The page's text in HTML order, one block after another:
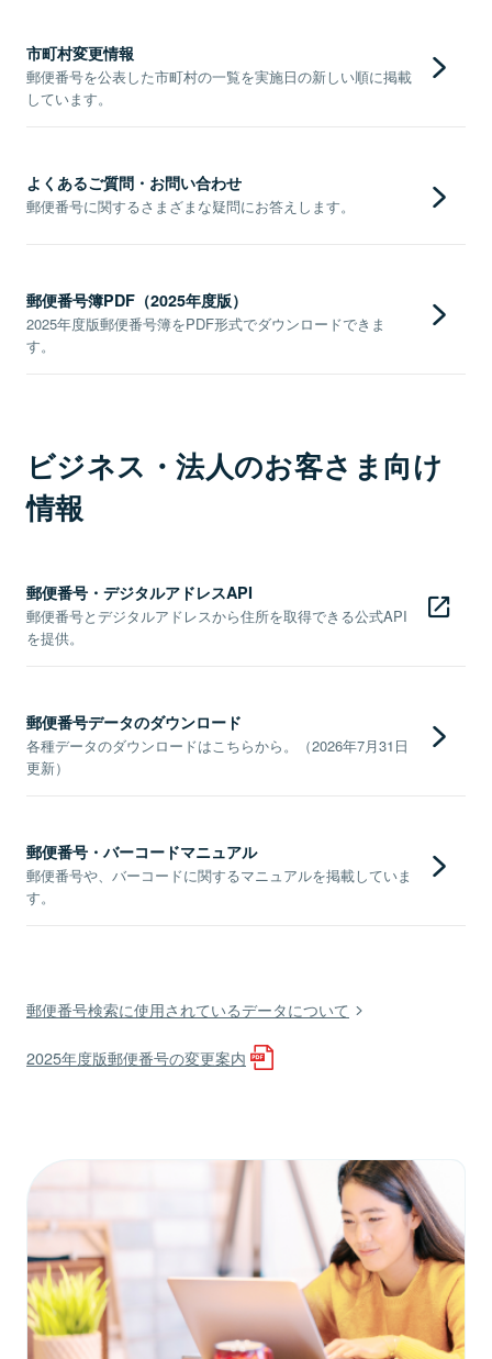
市町村変更情報
郵便番号を公表した市町村の一覧を実施日の新しい順に掲載
しています。
よくあるご質問・お問い合わせ
郵便番号に関するさまざまな疑問にお答えします。
郵便番号簿PDF（2025年度版）
2025年度版郵便番号簿をPDF形式でダウンロードできま
す。
ビジネス・法人のお客さま向け
情報
郵便番号・デジタルアドレスAPI
郵便番号とデジタルアドレスから住所を取得できる公式API
を提供。
郵便番号データのダウンロード
各種データのダウンロードはこちらから。（2026年7月31日
更新）
郵便番号・バーコードマニュアル
郵便番号や、バーコードに関するマニュアルを掲載していま
す。
郵便番号検索に使用されているデータについて
2025年度版郵便番号の変更案内